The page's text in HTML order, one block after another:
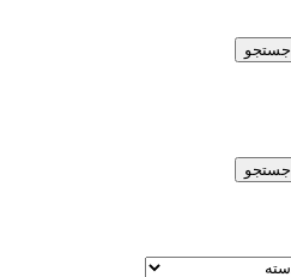
جستجو
جستجو